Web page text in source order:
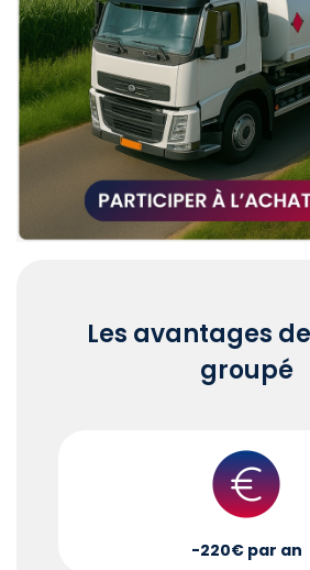
Les avantages
groupé
-220€ par an